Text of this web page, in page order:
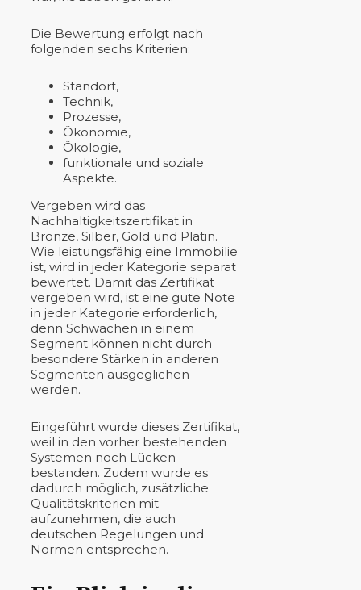
Die Bewertung erfolgt nach
folgenden sechs Kriterien:
Standort,
Technik,
Prozesse,
Ökonomie,
Ökologie,
funktionale und soziale
Aspekte.
Vergeben wird das
Nachhaltigkeitszertifikat in
Bronze, Silber, Gold und Platin.
Wie leistungsfähig eine Immobilie
ist, wird in jeder Kategorie separat
bewertet. Damit das Zertifikat
vergeben wird, ist eine gute Note
in jeder Kategorie erforderlich,
denn Schwächen in einem
Segment können nicht durch
besondere Stärken in anderen
Segmenten ausgeglichen
werden.
Eingeführt wurde dieses Zertifikat,
weil in den vorher bestehenden
Systemen noch Lücken
bestanden. Zudem wurde es
dadurch möglich, zusätzliche
Qualitätskriterien mit
aufzunehmen, die auch
deutschen Regelungen und
Normen entsprechen.